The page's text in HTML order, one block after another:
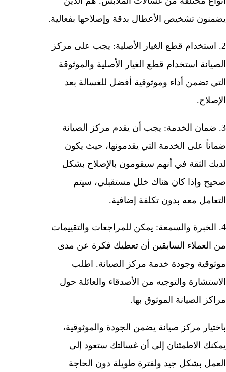
يضمنون تشخيص الأعطال بدقة وإصلاحها بفعالية.
2. استخدام قطع الغيار الأصلية: يجب على مركز
الصيانة استخدام قطع الغيار الأصلية والموثوقة
التي تضمن أداء وموثوقية أفضل للغسالة بعد
الإصلاح.
3. ضمان الخدمة: يجب أن يقدم مركز الصيانة
ضماناً على الخدمة التي يقدمونها، حيث يكون
لديك الثقة في أنهم سيقومون بالإصلاح بشكل
صحيح وإذا كان هناك خلل مستقبلي، سيتم
التعامل معه بدون تكلفة إضافية.
4. الخبرة والسمعة: يمكن للمراجعات والتقييمات
من العملاء السابقين أن تعطيك فكرة عن مدى
موثوقية وجودة خدمة مركز الصيانة. اطلب
الاستشارة والتوجيه من الأصدقاء والعائلة حول
مراكز الصيانة الموثوق بها.
باختيار مركز صيانة يضمن الجودة والموثوقية،
يمكنك الاطمئنان إلى أن غسالتك ستعود إلى
العمل بشكل جيد ولفترة طويلة دون الحاجة